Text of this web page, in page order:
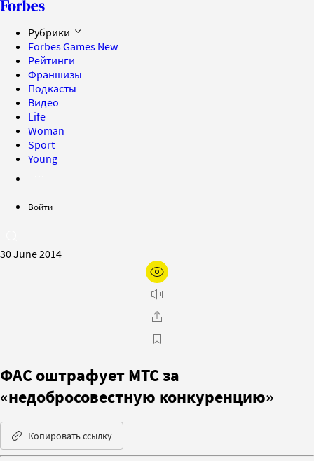
Рубрики
Forbes Games New
Рейтинги
Франшизы
Подкасты
Видео
Life
Woman
Sport
Young
Войти
30 June 2014
ФАС оштрафует МТС за
«недобросовестную конкуренцию»
Копировать ссылку